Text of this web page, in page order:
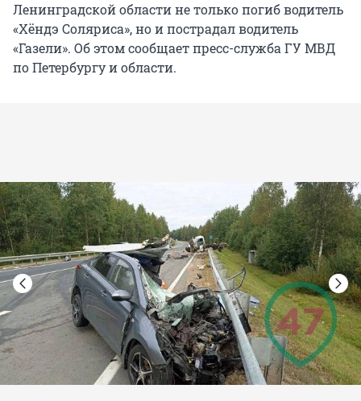
Ленинградской области не только погиб водитель
«Хёндэ Соляриса», но и пострадал водитель
«Газели». Об этом сообщает пресс-служба ГУ МВД
по Петербургу и области.